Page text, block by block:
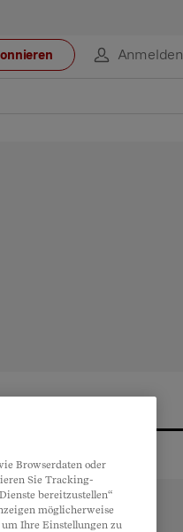
Anmelden
Browserdaten oder
Sie Tracking-
bereitzustellen“
möglicherweise
Ihre Einstellungen zu